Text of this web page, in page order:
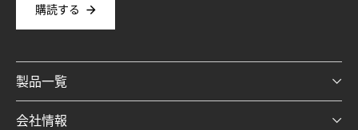
購読する
製品一覧
会社情報